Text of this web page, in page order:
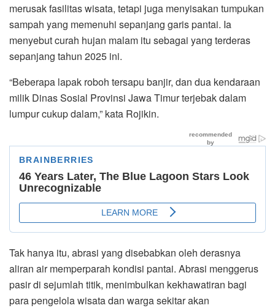
merusak fasilitas wisata, tetapi juga menyisakan tumpukan
sampah yang memenuhi sepanjang garis pantai. Ia
menyebut curah hujan malam itu sebagai yang terderas
sepanjang tahun 2025 ini.
“Beberapa lapak roboh tersapu banjir, dan dua kendaraan
milik Dinas Sosial Provinsi Jawa Timur terjebak dalam
lumpur cukup dalam,” kata Rojikin.
Tak hanya itu, abrasi yang disebabkan oleh derasnya
aliran air memperparah kondisi pantai. Abrasi menggerus
pasir di sejumlah titik, menimbulkan kekhawatiran bagi
para pengelola wisata dan warga sekitar akan